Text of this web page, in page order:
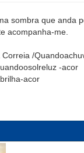
sombra que anda
acompanha-me.
/
-acor
acor